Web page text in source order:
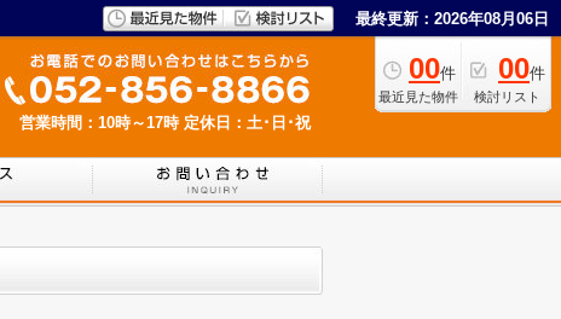
最終更新：2026年08月06日
00件
最近見た物件
00件
検討リスト
営業時間：10時～17時 定休日：土･日･祝